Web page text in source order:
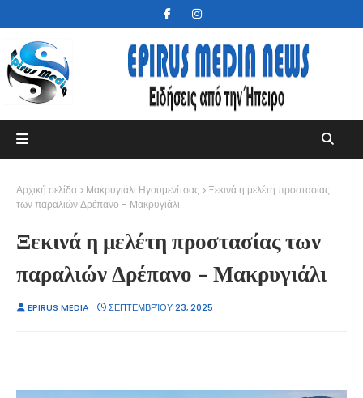
Αρχική σελίδα Μακρυγιάλι Ηγουμενίτσας
Ξεκινά η μελέτη προστασίας
των παραλιών Δρέπανο - Μακρυγιάλι
Ξεκινά η μελέτη προστασίας των
παραλιών Δρέπανο - Μακρυγιάλι
EPIRUS MEDIA ΣΕΠΤΕΜΒΡΊΟΥ 23, 2025